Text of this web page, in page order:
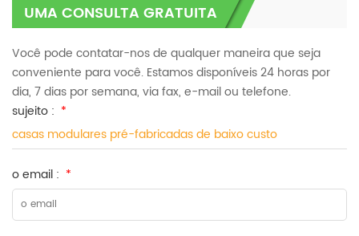
UMA CONSULTA GRATUITA
Você pode contatar-nos de qualquer maneira que seja
conveniente para você. Estamos disponíveis 24 horas por
dia, 7 dias por semana, via fax, e-mail ou telefone.
sujeito : *
casas modulares pré-fabricadas de baixo custo
o email : *